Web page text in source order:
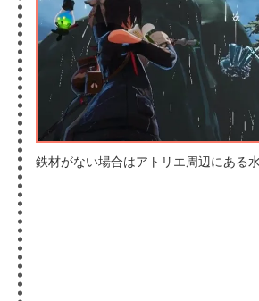
鉄材がない場合はアトリエ周辺にある